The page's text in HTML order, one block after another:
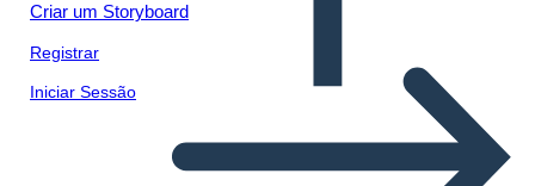
Criar um Storyboard
Registrar
Iniciar Sessão